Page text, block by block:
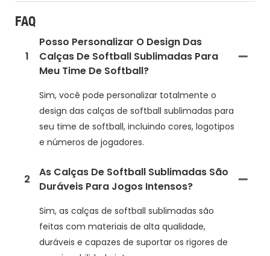
FAQ
1
Posso Personalizar O Design Das
Calças De Softball Sublimadas Para
Meu Time De Softball?
Sim, você pode personalizar totalmente o
design das calças de softball sublimadas para
seu time de softball, incluindo cores, logotipos
e números de jogadores.
2
As Calças De Softball Sublimadas São
Duráveis Para Jogos Intensos?
Sim, as calças de softball sublimadas são
feitas com materiais de alta qualidade,
duráveis e capazes de suportar os rigores de